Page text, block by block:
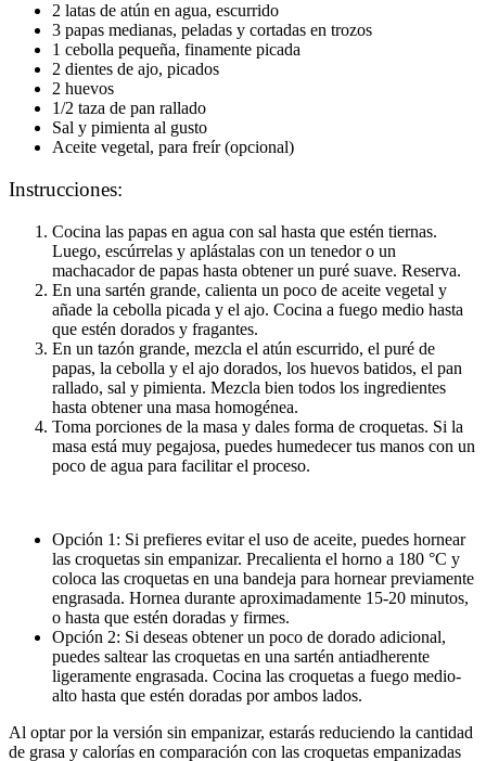
2 latas de atún en agua, escurrido
3 papas medianas, peladas y cortadas en trozos
1 cebolla pequeña, finamente picada
2 dientes de ajo, picados
2 huevos
1/2 taza de pan rallado
Sal y pimienta al gusto
Aceite vegetal, para freír (opcional)
Instrucciones:
Cocina las papas en agua con sal hasta que estén tiernas.
Luego, escúrrelas y aplástalas con un tenedor o un
machacador de papas hasta obtener un puré suave. Reserva.
En una sartén grande, calienta un poco de aceite vegetal y
añade la cebolla picada y el ajo. Cocina a fuego medio hasta
que estén dorados y fragantes.
En un tazón grande, mezcla el atún escurrido, el puré de
papas, la cebolla y el ajo dorados, los huevos batidos, el pan
rallado, sal y pimienta. Mezcla bien todos los ingredientes
hasta obtener una masa homogénea.
Toma porciones de la masa y dales forma de croquetas. Si la
masa está muy pegajosa, puedes humedecer tus manos con un
poco de agua para facilitar el proceso.
Opción 1: Si prefieres evitar el uso de aceite, puedes hornear
las croquetas sin empanizar. Precalienta el horno a 180 °C y
coloca las croquetas en una bandeja para hornear previamente
engrasada. Hornea durante aproximadamente 15-20 minutos,
o hasta que estén doradas y firmes.
Opción 2: Si deseas obtener un poco de dorado adicional,
puedes saltear las croquetas en una sartén antiadherente
ligeramente engrasada. Cocina las croquetas a fuego medio-
alto hasta que estén doradas por ambos lados.
Al optar por la versión sin empanizar, estarás reduciendo la cantidad
de grasa y calorías en comparación con las croquetas empanizadas